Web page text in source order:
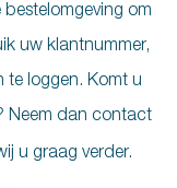
om
uw klantnummer,
te loggen. Komt u
Neem dan contact
u graag verder.